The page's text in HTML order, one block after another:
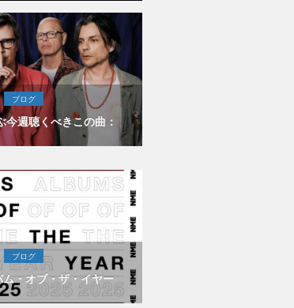
ブログ
週聴くべきこの曲：
ブログ
・オブ・ザ・イヤー